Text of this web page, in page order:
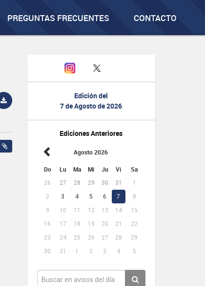
PREGUNTAS FRECUENTES CONTACTO
Edición del
7 de Agosto de 2026
Ediciones Anteriores
Agosto 2026
Do Lu Ma Mi Ju Vi Sa
26 27 28 29 30 31
1
2
3 4 5 6 7
8
9
10 11 12 13 14
15
16
17 18 19 20 21
22
23
24 25 26 27 28
29
30
31 1 2 3 4 5